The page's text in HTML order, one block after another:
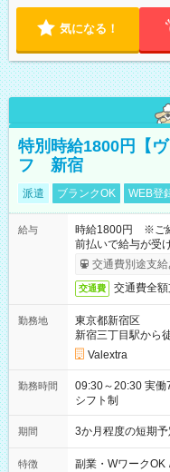
気になる！
特別時給1800円【
フ 新宿
派遣 ブランクOK WEB登
給与
時給1800円 ※ご
前払いで給与が受
交通費別途支給
交通費 交通費全額
勤務地
東京都新宿区
新宿三丁目駅から
Valextra
勤務時間
09:30～20:30 実働7.5時間／休憩1.5時間 営業時間に合わせた
シフト制
期間 3か月程度の短期
特徴 副業・WワークOK